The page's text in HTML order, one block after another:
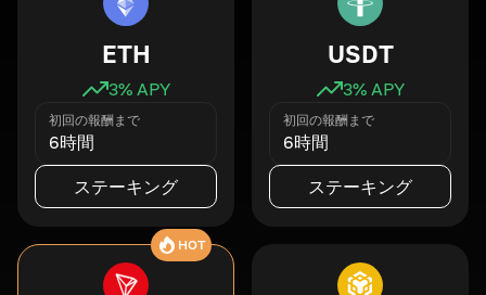
ETH
3% APY
初回の報酬まで
6時間
ステーキング
USDT
3% APY
初回の報酬まで
6時間
ステーキング
HOT